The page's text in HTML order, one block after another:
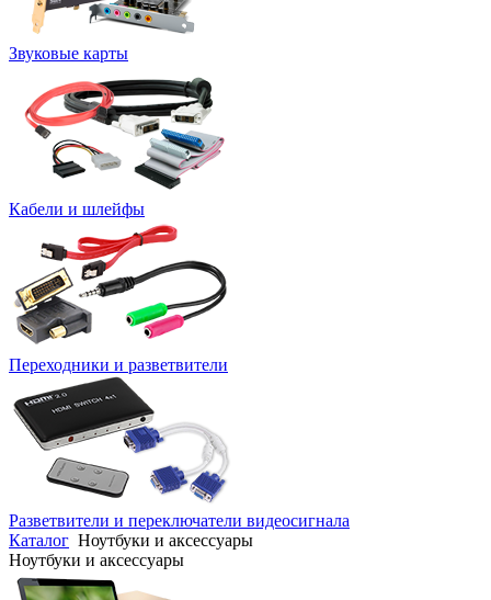
Звуковые карты
Кабели и шлейфы
Переходники и разветвители
Разветвители и переключатели видеосигнала
Каталог Ноутбуки и аксессуары
Ноутбуки и аксессуары